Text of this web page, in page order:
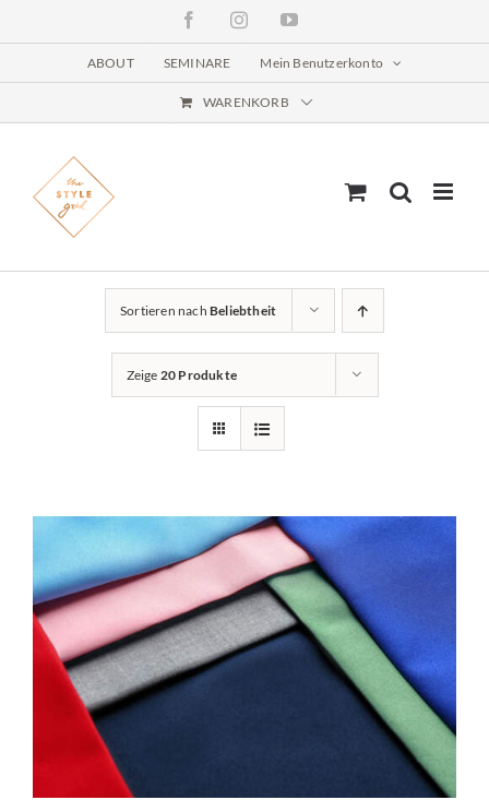
FacebookInstagramYouTube
ABOUT SEMINARE Mein Benutzerkonto
WARENKORB
Sortieren nach Beliebtheit
Zeige 20 Produkte